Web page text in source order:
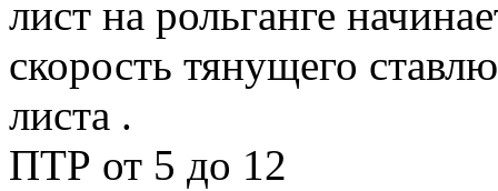
лист на рольганге
скорость тянущего
листа .
ПТР от 5 до 12